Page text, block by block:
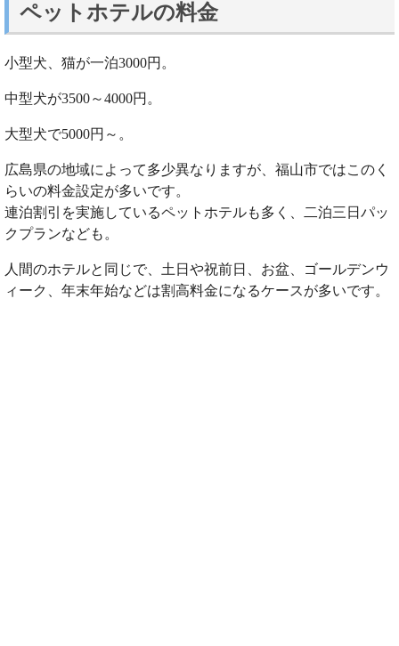
ペットホテルの料金
小型犬、猫が一泊3000円。
中型犬が3500～4000円。
大型犬で5000円～。
広島県の地域によって多少異なりますが、福山市ではこのく
らいの料金設定が多いです。
連泊割引を実施しているペットホテルも多く、二泊三日パッ
クプランなども。
人間のホテルと同じで、土日や祝前日、お盆、ゴールデンウ
ィーク、年末年始などは割高料金になるケースが多いです。